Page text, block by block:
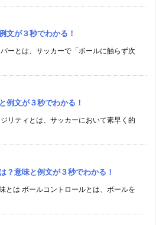
文が３秒でわかる！
ーとは、サッカーで「ボールに触らず次
例文が３秒でわかる！
リティとは、サッカーにおいて素早く的
？意味と例文が３秒でわかる！
とは ボールコントロールとは、ボールを